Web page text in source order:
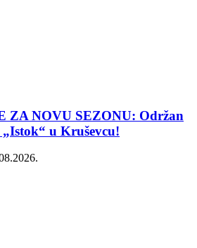
ZA NOVU SEZONU: Održan
u Kruševcu!